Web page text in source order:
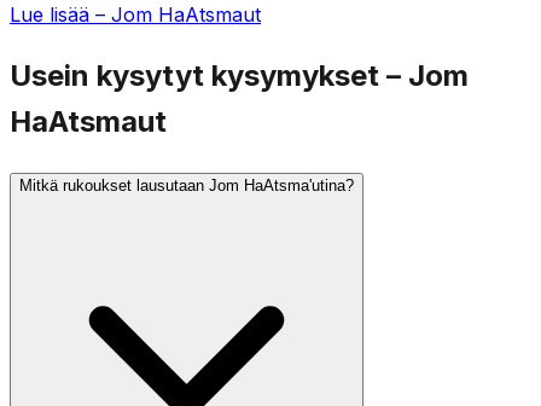
Lue lisää – Jom HaAtsmaut
Usein kysytyt kysymykset – Jom
HaAtsmaut
Mitkä rukoukset lausutaan Jom HaAtsma'utina?